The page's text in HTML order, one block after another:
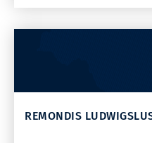
REMONDIS